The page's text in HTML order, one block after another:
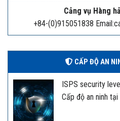
Cảng vụ Hàng
+84-(0)915051838
CẤP ĐỘ AN
ISPS security
Cấp độ an ninh tại